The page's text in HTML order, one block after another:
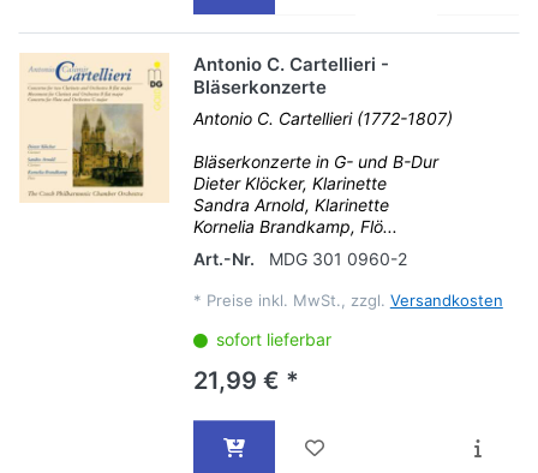
Antonio C. Cartellieri -
Bläserkonzerte
Antonio C. Cartellieri (1772-1807)
Bläserkonzerte in G- und B-Dur
Dieter Klöcker, Klarinette
Sandra Arnold, Klarinette
Kornelia Brandkamp, Flö...
Art.-Nr.
MDG 301 0960-2
* Preise inkl. MwSt., zzgl. Versandkosten
sofort lieferbar
21,99 € *